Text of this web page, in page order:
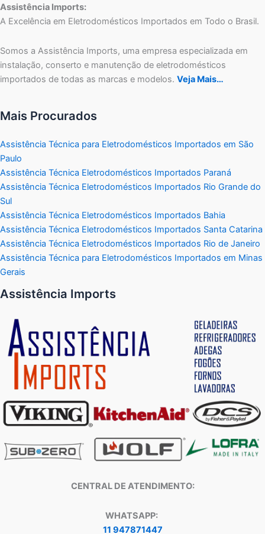
Assistência Imports:
A Excelência em Eletrodomésticos Importados em Todo o Brasil.
Somos a Assistência Imports, uma empresa especializada em
instalação, conserto e manutenção de eletrodomésticos
importados de todas as marcas e modelos. Veja Mais…
Mais Procurados
Assistência Técnica para Eletrodomésticos Importados em São
Paulo
Assistência Técnica Eletrodomésticos Importados Paraná
Assistência Técnica Eletrodomésticos Importados Rio Grande do
Sul
Assistência Técnica Eletrodomésticos Importados Bahia
Assistência Técnica Eletrodomésticos Importados Santa Catarina
Assistência Técnica Eletrodomésticos Importados Rio de Janeiro
Assistência Técnica para Eletrodomésticos Importados em Minas
Gerais
Assistência Imports
CENTRAL DE ATENDIMENTO:
WHATSAPP:
11 947871447